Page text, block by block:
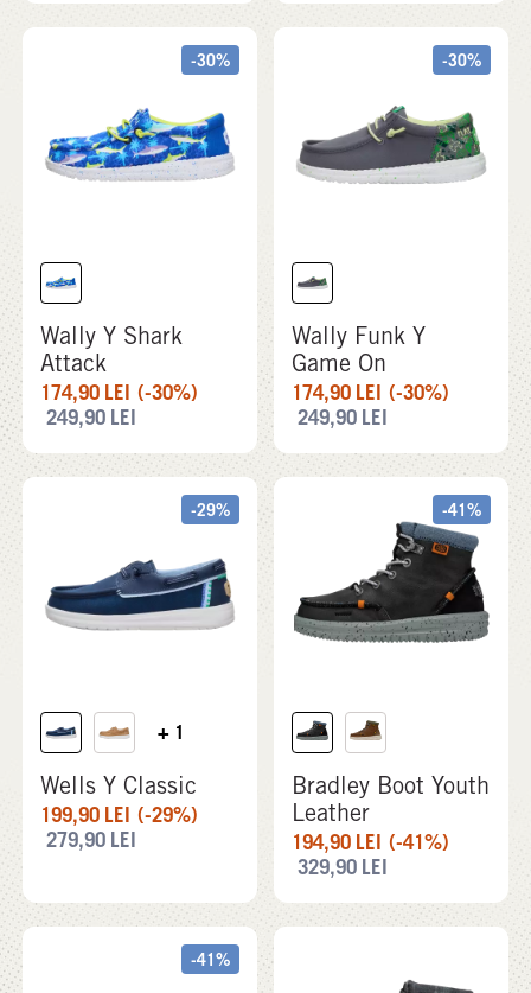
-30%
Wally Y Shark
Attack
174,90 LEI (-30%)
249,90 LEI
-30%
Wally Funk Y
Game On
174,90 LEI (-30%)
249,90 LEI
-29%
+ 1
Wells Y Classic
199,90 LEI (-29%)
279,90 LEI
-41%
Bradley Boot Youth
Leather
194,90 LEI (-41%)
329,90 LEI
-41%